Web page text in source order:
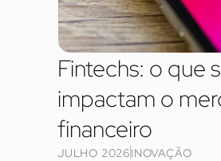
Fintechs: o que
impactam o
financeiro
JULHO 2026INOVAÇÃO